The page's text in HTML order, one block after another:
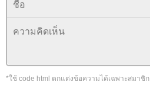
*ใช้ code html ตกแต่งข้อความได้เฉพาะสมาชิก